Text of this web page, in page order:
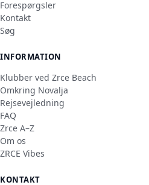
Forespørgsler
Kontakt
Søg
INFORMATION
Klubber ved Zrce Beach
Omkring Novalja
Rejsevejledning
FAQ
Zrce A–Z
Om os
ZRCE Vibes
KONTAKT